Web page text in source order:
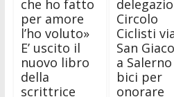
che ho fatto
per amore
l’ho voluto»
E’ uscito il
nuovo libro
della
scrittrice
Circolo
Ciclisti
San
a
bici per
onorare